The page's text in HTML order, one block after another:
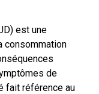
est une
consommation
de
fait référence au